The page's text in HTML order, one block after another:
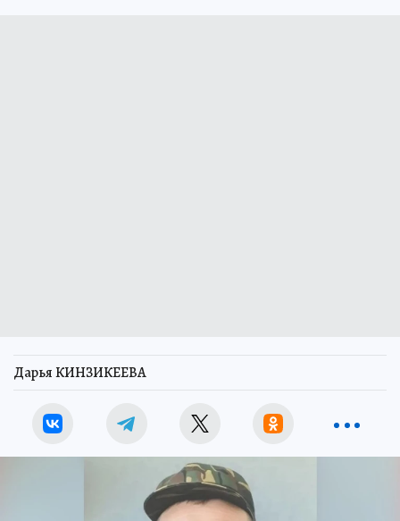
Дарья КИНЗИКЕЕВА